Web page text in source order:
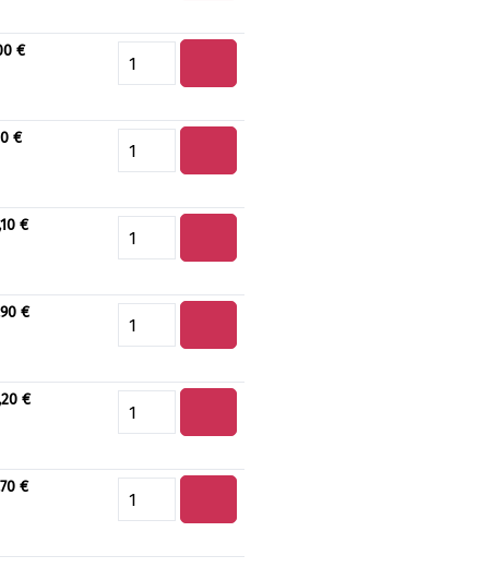
€ Produkt Anzahl: Gib den
€ Produkt Anzahl: Gib den
€ Produkt Anzahl: Gib den
€ Produkt Anzahl: Gib den
€ Produkt Anzahl: Gib den
€ Produkt Anzahl: Gib den